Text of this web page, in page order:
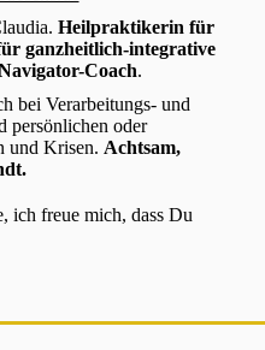
Heilpraktikerin für
ganzheitlich-integrative
Coach.
bei Verarbeitungs- und
persönlichen oder
und Krisen. Achtsam,
ich freue mich, dass Du